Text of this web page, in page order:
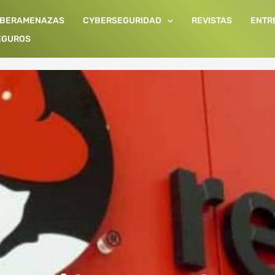
CYBERSEGURIDAD REVISTAS